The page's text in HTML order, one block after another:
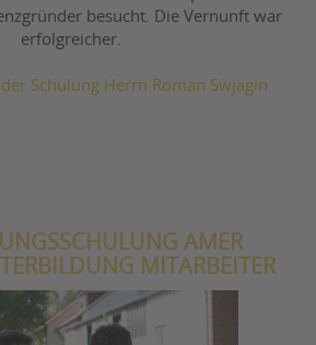
besucht. Die Vernunft war
erfolgreicher.
Schulung Herrn Roman Swjagin
AMER
MITARBEITER